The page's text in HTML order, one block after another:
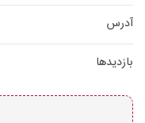
آدرس
بازدیدها